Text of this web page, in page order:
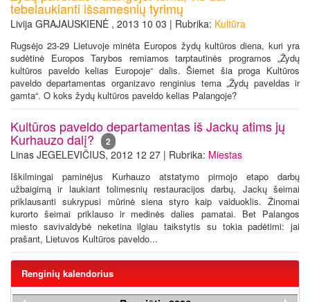
tebelaukianti išsamesnių tyrimų
Livija GRAJAUSKIENĖ , 2013 10 03 | Rubrika: Kultūra
Rugsėjo 23-29 Lietuvoje minėta Europos žydų kultūros diena, kuri yra
sudėtinė Europos Tarybos remiamos tarptautinės programos „Žydų
kultūros paveldo kelias Europoje“ dalis. Šiemet šia proga Kultūros
paveldo departamentas organizavo renginius tema „Žydų paveldas ir
gamta“. O koks žydų kultūros paveldo kelias Palangoje?
Kultūros paveldo departamentas iš Jackų atims jų
Kurhauzo dalį? 2
Linas JEGELEVIČIUS, 2012 12 27 | Rubrika: Miestas
Iškilmingai paminėjus Kurhauzo atstatymo pirmojo etapo darbų
užbaigimą ir laukiant tolimesnių restauracijos darbų, Jackų šeimai
priklausanti sukrypusi mūrinė siena styro kaip vaiduoklis. Žinomai
kurorto šeimai priklauso ir medinės dalies pamatai. Bet Palangos
miesto savivaldybė neketina ilgiau taikstytis su tokia padėtimi: jai
prašant, Lietuvos Kultūros paveldo...
Renginių kalendorius